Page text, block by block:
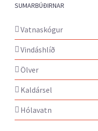
SUMARBÚÐIRNAR
Vatnaskógur
Vindáshlíð
Ölver
Kaldársel
Hólavatn